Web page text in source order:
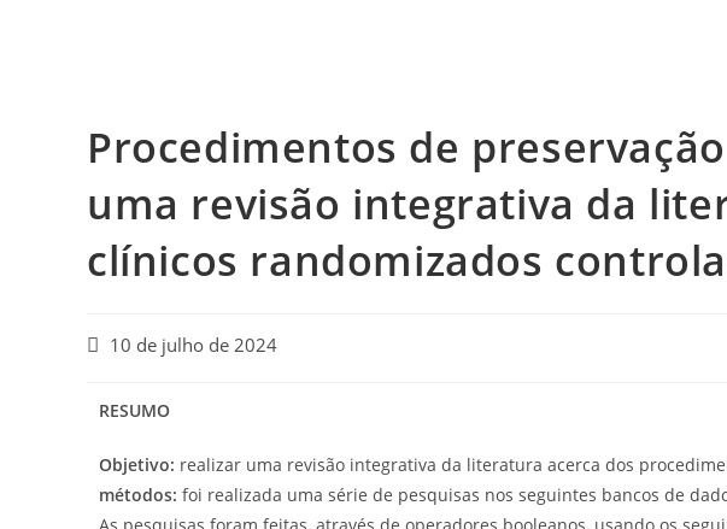
Procedimentos de
uma revisão integrativa da
clínicos randomizados
10 de julho de 2024
RESUMO
Objetivo: realizar uma revisão integrativa da literatura acerca dos
métodos: foi realizada uma série de pesquisas nos seguintes bancos de